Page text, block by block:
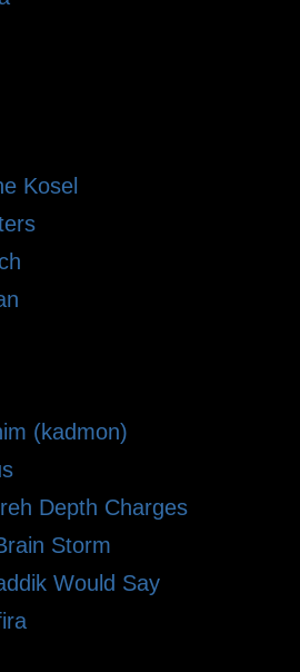
Kosel
(kadmon)
Depth Charges
Storm
Would Say